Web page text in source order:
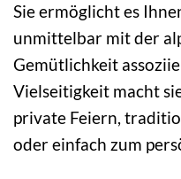
Sie ermöglicht es
unmittelbar mit der
Gemütlichkeit
Vielseitigkeit macht
private Feiern,
oder einfach zum